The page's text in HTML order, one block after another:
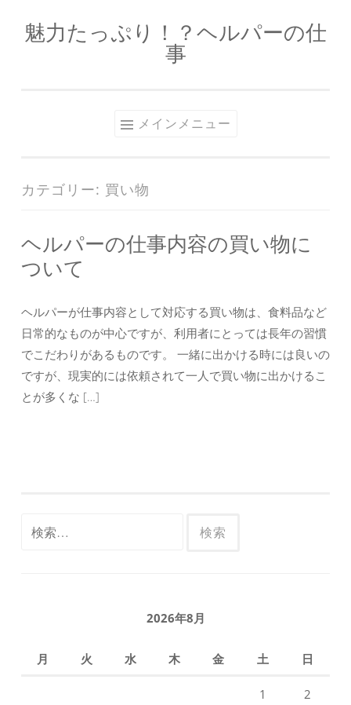
コ
ッ
魅力たっぷり！？ヘルパーの仕
事
メインメニュー
カテゴリー: 買い物
ヘルパーの仕事内容の買い物に
ついて
ヘルパーが仕事内容として対応する買い物は、食料品など
日常的なものが中心ですが、利用者にとっては長年の習慣
でこだわりがあるものです。 一緒に出かける時には良いの
ですが、現実的には依頼されて一人で買い物に出かけるこ
とが多くな […]
2026年8月
月 火 水 木 金 土 日
1 2